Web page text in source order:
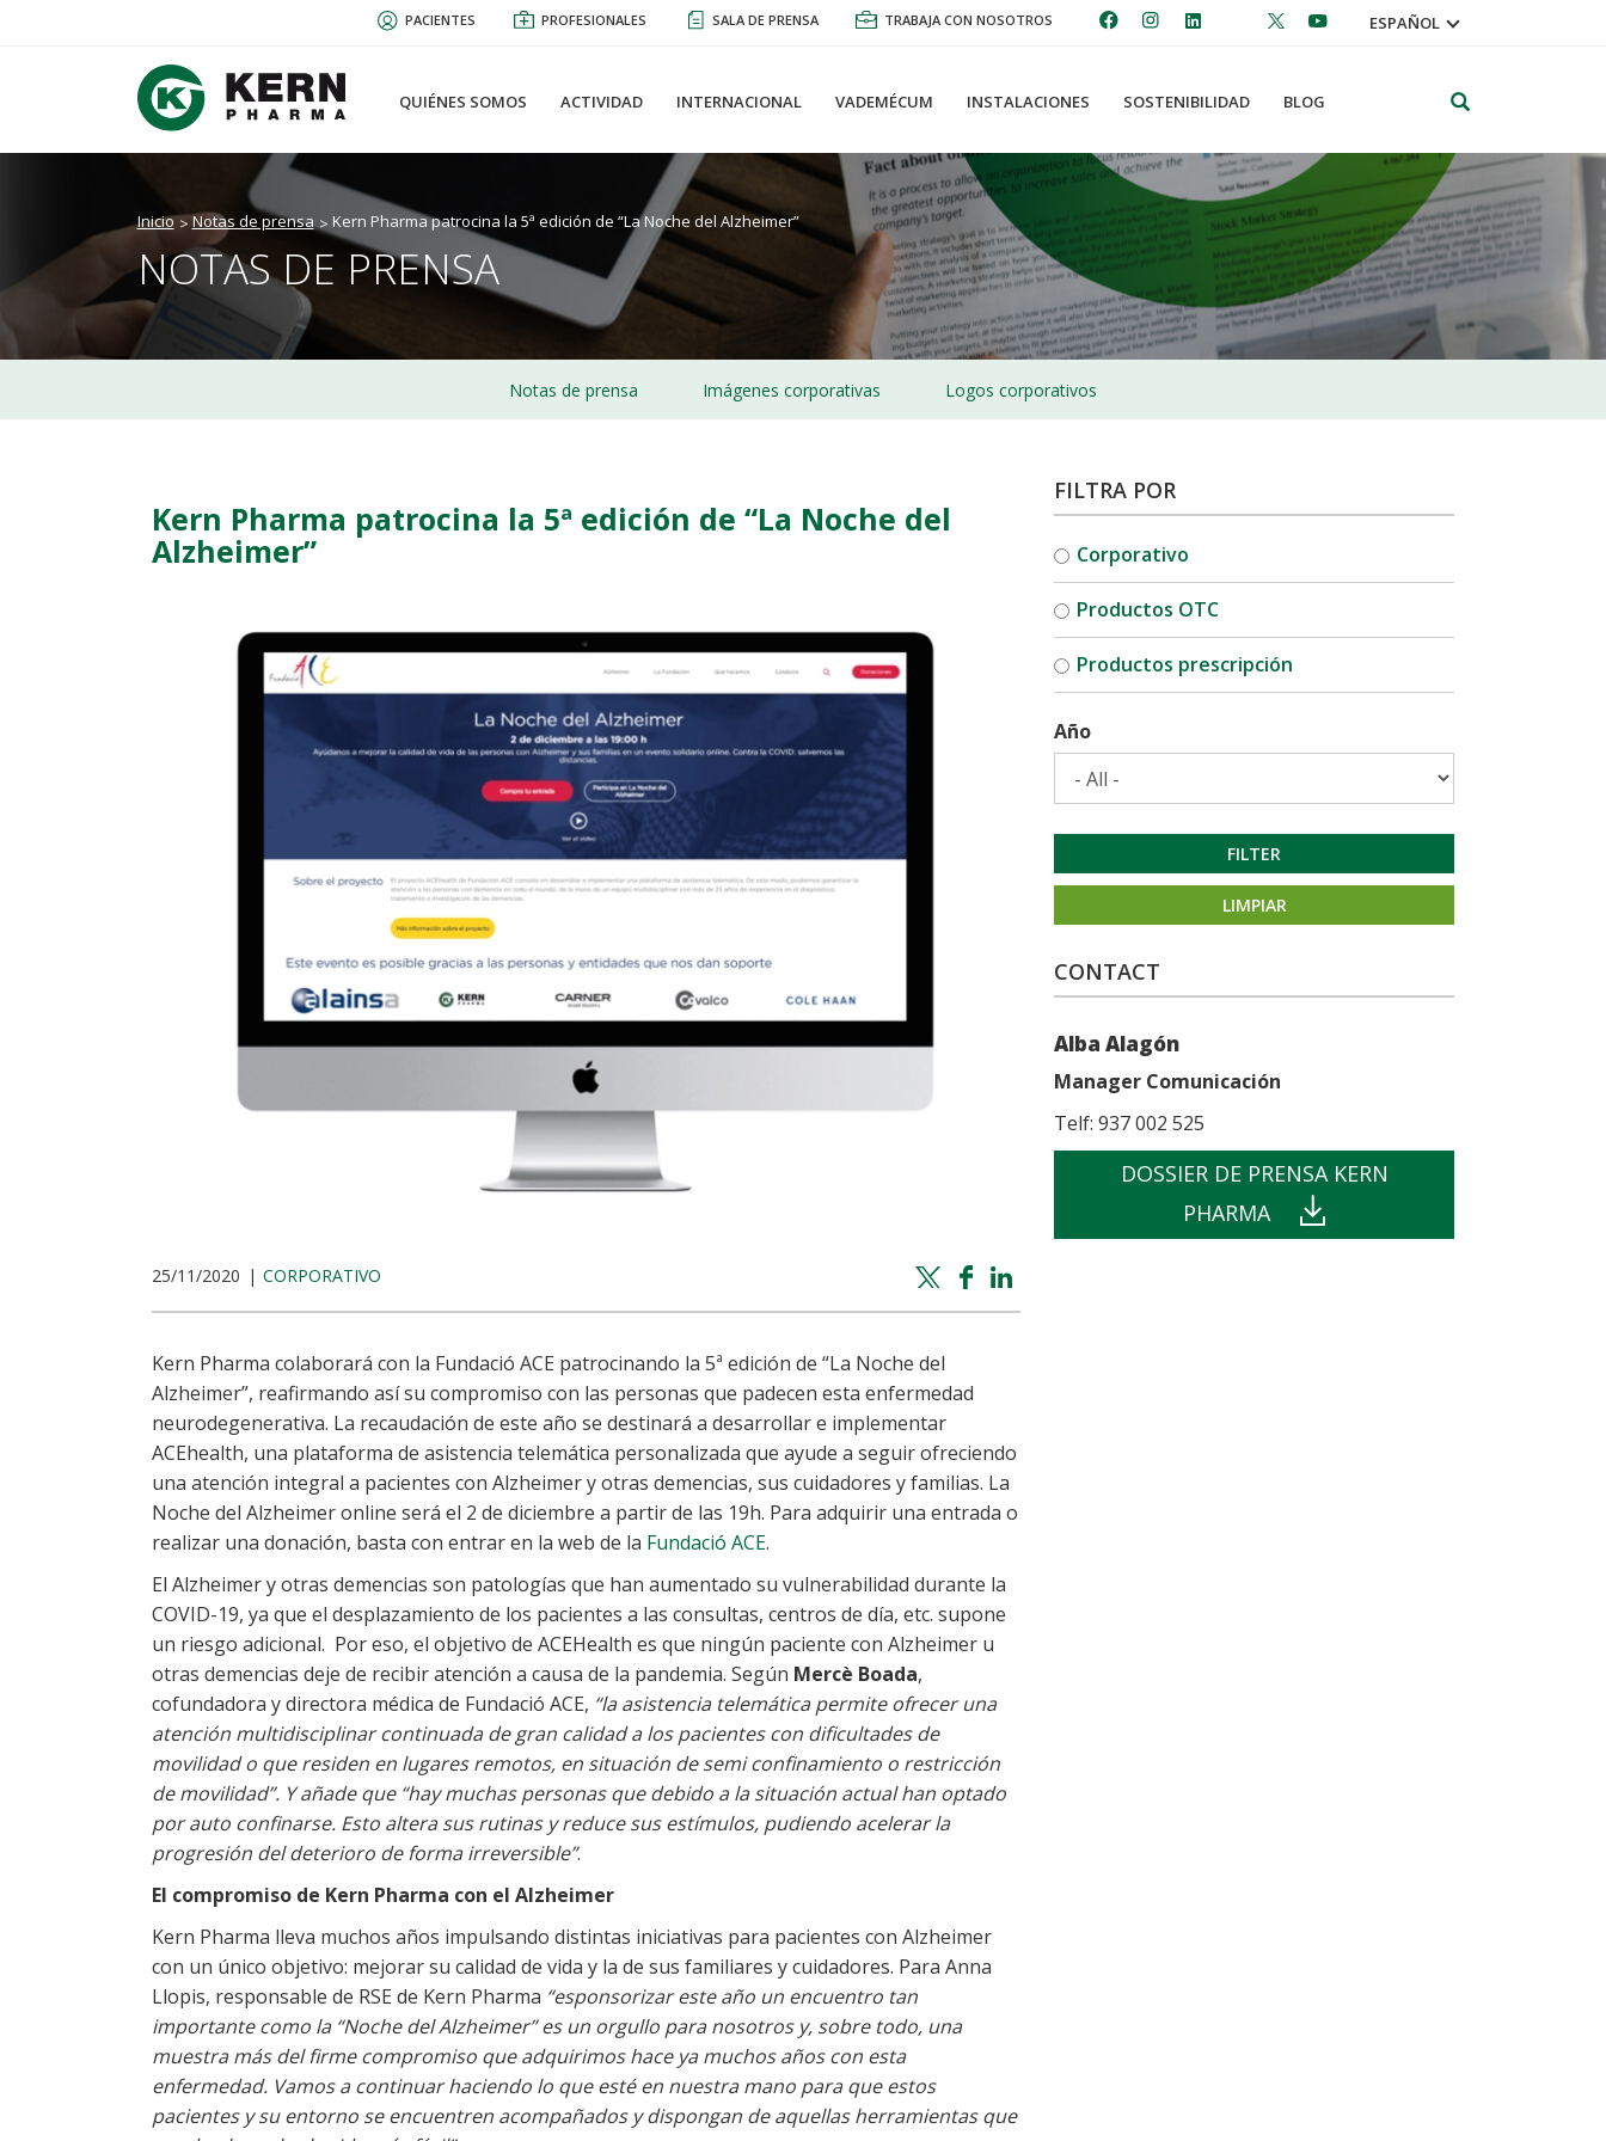
PACIENTES PROFESIONALES SALA DE PRENSA TRABAJA CON NOSOTROS ESPAÑOL
QUIÉNES SOMOS ACTIVIDAD INTERNACIONAL VADEMÉCUM INSTALACIONES SOSTENIBILIDAD BLOG
Inicio Notas de prensa Kern Pharma patrocina la 5ª edición de “La Noche del Alzheimer”
NOTAS DE PRENSA
Notas de prensa Imágenes corporativas Logos corporativos
FILTRA POR
Corporativo
Productos OTC
Productos prescripción
Año
FILTER
LIMPIAR
CONTACT
Alba Alagón
Manager Comunicación
Telf: 937 002 525
DOSSIER DE PRENSA KERN
PHARMA
Kern Pharma patrocina la 5ª edición de “La Noche del
Alzheimer”
25/11/2020 CORPORATIVO
Twitter
share
Facebook
share
Whatsapp
shareshare
Kern Pharma colaborará con la Fundació ACE patrocinando la 5ª edición de “La Noche del
Alzheimer”, reafirmando así su compromiso con las personas que padecen esta enfermedad
neurodegenerativa. La recaudación de este año se destinará a desarrollar e implementar
ACEhealth, una plataforma de asistencia telemática personalizada que ayude a seguir ofreciendo
una atención integral a pacientes con Alzheimer y otras demencias, sus cuidadores y familias. La
Noche del Alzheimer online será el 2 de diciembre a partir de las 19h. Para adquirir una entrada o
realizar una donación, basta con entrar en la web de la Fundació ACE.
El Alzheimer y otras demencias son patologías que han aumentado su vulnerabilidad durante la
COVID-19, ya que el desplazamiento de los pacientes a las consultas, centros de día, etc. supone
un riesgo adicional. Por eso, el objetivo de ACEHealth es que ningún paciente con Alzheimer u
otras demencias deje de recibir atención a causa de la pandemia. Según Mercè Boada,
cofundadora y directora médica de Fundació ACE, “la asistencia telemática permite ofrecer una
atención multidisciplinar continuada de gran calidad a los pacientes con dificultades de
movilidad o que residen en lugares remotos, en situación de semi confinamiento o restricción
de movilidad”. Y añade que “hay muchas personas que debido a la situación actual han optado
por auto confinarse. Esto altera sus rutinas y reduce sus estímulos, pudiendo acelerar la
progresión del deterioro de forma irreversible”.
El compromiso de Kern Pharma con el Alzheimer
Kern Pharma lleva muchos años impulsando distintas iniciativas para pacientes con Alzheimer
con un único objetivo: mejorar su calidad de vida y la de sus familiares y cuidadores. Para Anna
Llopis, responsable de RSE de Kern Pharma “esponsorizar este año un encuentro tan
importante como la “Noche del Alzheimer” es un orgullo para nosotros y, sobre todo, una
muestra más del firme compromiso que adquirimos hace ya muchos años con esta
enfermedad. Vamos a continuar haciendo lo que esté en nuestra mano para que estos
pacientes y su entorno se encuentren acompañados y dispongan de aquellas herramientas que